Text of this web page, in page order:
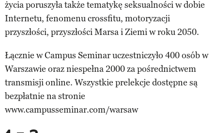
życia poruszyła także tematykę seksualności w dobie
Internetu, fenomenu crossfitu, motoryzacji
przyszłości, przyszłości Marsa i Ziemi w roku 2050.
Łącznie w Campus Seminar uczestniczyło 400 osób w
Warszawie oraz niespełna 2000 za pośrednictwem
transmisji online. Wszystkie prelekcje dostępne są
bezpłatnie na stronie
www.campusseminar.com/warsaw